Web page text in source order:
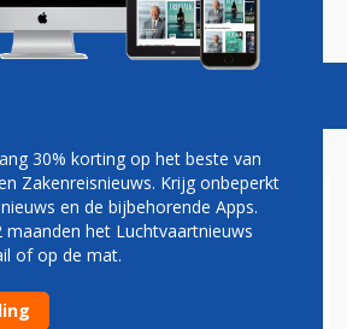
Podcasts Vacatures
AIRPORT WIL
ZIJN
30% korting op het beste van
Zakenreisnieuws. Krijg onbeperkt
en de bijbehorende Apps.
maanden het Luchtvaartnieuws
of op de mat.